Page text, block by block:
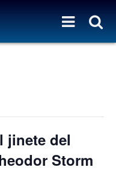
jinete del
Storm